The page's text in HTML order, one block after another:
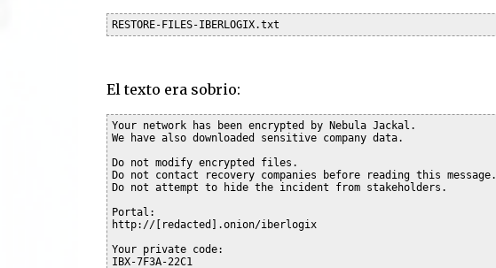
El texto era sobrio:
Your network has been encrypted by Nebula Jackal.
We have also downloaded sensitive company data.
Do not modify encrypted files.
Do not contact recovery companies before reading this message.
Do not attempt to hide the incident from stakeholders.
Portal:
http://[redacted].onion/iberlogix
Your private code:
IBX-7F3A-22C1